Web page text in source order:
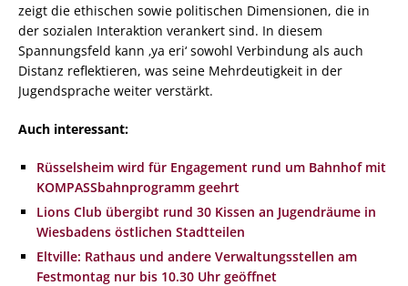
zeigt die ethischen sowie politischen Dimensionen, die in
der sozialen Interaktion verankert sind. In diesem
Spannungsfeld kann ‚ya eri‘ sowohl Verbindung als auch
Distanz reflektieren, was seine Mehrdeutigkeit in der
Jugendsprache weiter verstärkt.
Auch interessant:
Rüsselsheim wird für Engagement rund um Bahnhof mit
KOMPASSbahnprogramm geehrt
Lions Club übergibt rund 30 Kissen an Jugendräume in
Wiesbadens östlichen Stadtteilen
Eltville: Rathaus und andere Verwaltungsstellen am
Festmontag nur bis 10.30 Uhr geöffnet